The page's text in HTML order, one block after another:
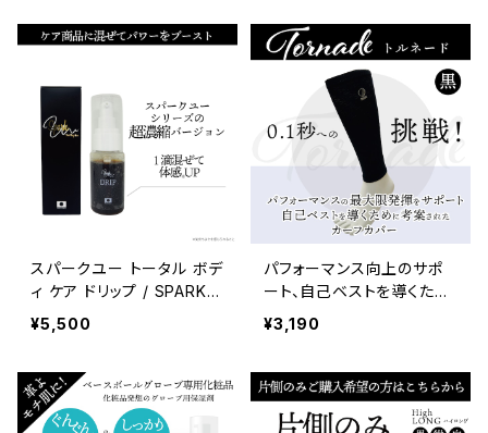
かに！
スパークユー トータル ボデ
ィ ケア ドリップ / SPARK U
Total Body Care DRIP
¥5,500
パフォーマンス向上のサポ
ート、自己ベストを導くため
に考案されたカーフカバー
カーフカバー トルネード/T
¥3,190